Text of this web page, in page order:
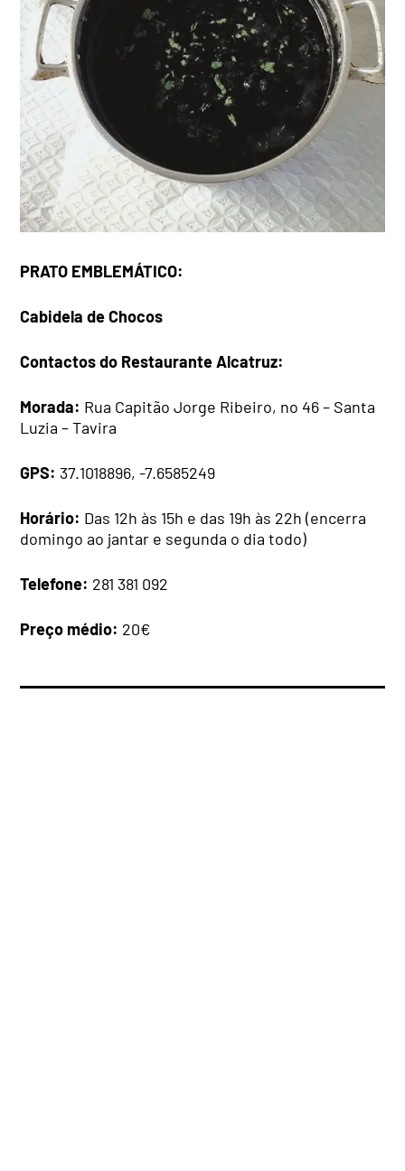
PRATO EMBLEMÁTICO:
Cabidela de Chocos
Contactos do Restaurante Alcatruz:
Morada: Rua Capitão Jorge Ribeiro, no 46 – Santa
Luzia – Tavira
GPS: 37.1018896, -7.6585249
Horário: Das 12h às 15h e das 19h às 22h (encerra
domingo ao jantar e segunda o dia todo)
Telefone: 281 381 092
Preço médio: 20€